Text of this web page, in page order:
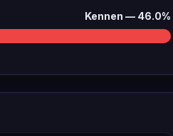
Kennen — 46.0%